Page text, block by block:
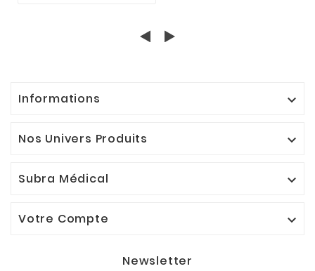
Informations 
Nos Univers Produits 
Subra Médical 
Votre Compte 
Newsletter